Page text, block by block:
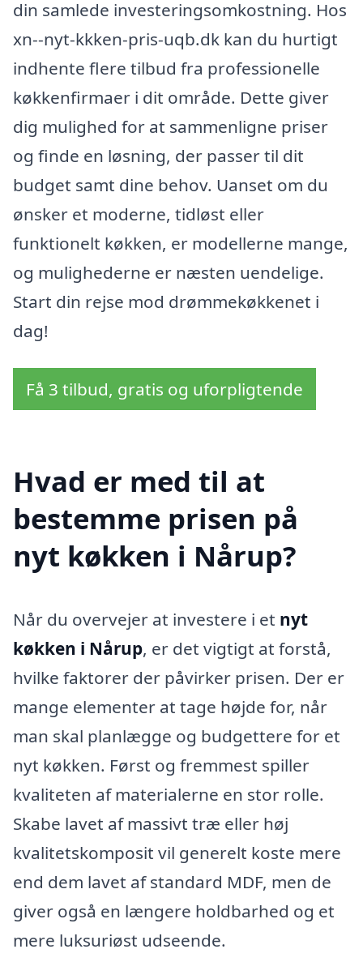
din samlede investeringsomkostning. Hos
xn--nyt-kkken-pris-uqb.dk kan du hurtigt
indhente flere tilbud fra professionelle
køkkenfirmaer i dit område. Dette giver
dig mulighed for at sammenligne priser
og finde en løsning, der passer til dit
budget samt dine behov. Uanset om du
ønsker et moderne, tidløst eller
funktionelt køkken, er modellerne mange,
og mulighederne er næsten uendelige.
Start din rejse mod drømmekøkkenet i
dag!
Få 3 tilbud, gratis og uforpligtende
Hvad er med til at
bestemme prisen på
nyt køkken i Nårup?
Når du overvejer at investere i et nyt
køkken i Nårup, er det vigtigt at forstå,
hvilke faktorer der påvirker prisen. Der er
mange elementer at tage højde for, når
man skal planlægge og budgettere for et
nyt køkken. Først og fremmest spiller
kvaliteten af materialerne en stor rolle.
Skabe lavet af massivt træ eller høj
kvalitetskomposit vil generelt koste mere
end dem lavet af standard MDF, men de
giver også en længere holdbarhed og et
mere luksuriøst udseende.